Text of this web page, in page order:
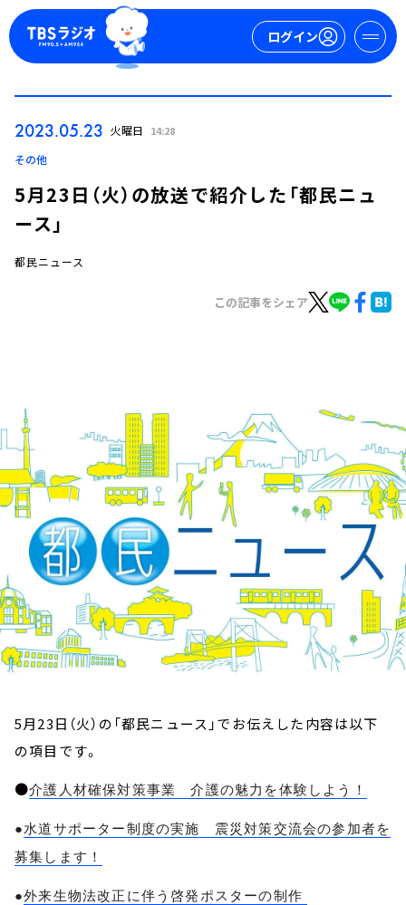
ログイン
イベント・グッズ
YouTube
会社情報
2023.05.23 火曜日 14:28
その他
5月23日（火）の放送で紹介した「都民ニュ
ース」
都民ニュース
この記事をシェア
5月23日（火）の「都民ニュース」でお伝えした内容は以下
の項目です。
●介護人材確保対策事業 介護の魅力を体験しよう！
●水道サポーター制度の実施 震災対策交流会の参加者を
募集します！
●外来生物法改正に伴う啓発ポスターの制作